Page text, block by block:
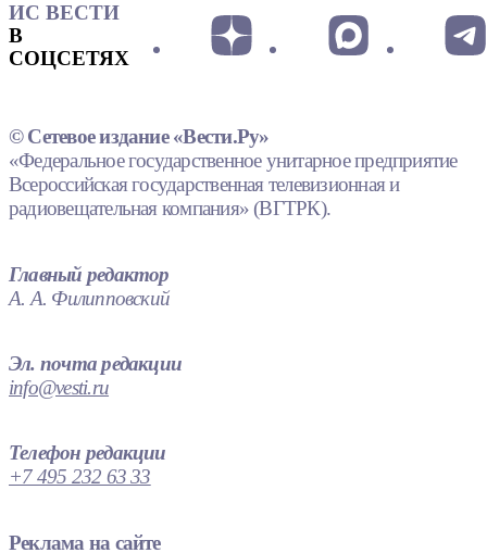
ИС ВЕСТИ
В
СОЦСЕТЯХ
© Сетевое издание «Вести.Ру»
«Федеральное государственное унитарное предприятие
Всероссийская государственная телевизионная и
радиовещательная компания» (ВГТРК).
Главный редактор
А. А. Филипповский
Эл. почта редакции
info@vesti.ru
Телефон редакции
+7 495 232 63 33
Реклама на сайте